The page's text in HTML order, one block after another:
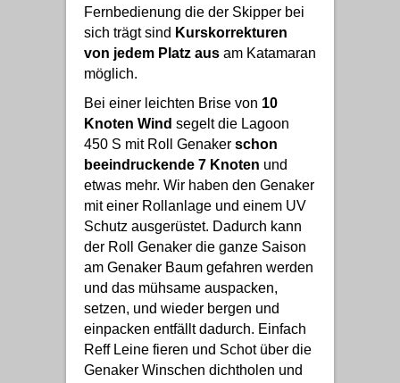
Fernbedienung die der Skipper bei
sich trägt sind Kurskorrekturen
von jedem Platz aus am Katamaran
möglich.
Bei einer leichten Brise von 10
Knoten Wind segelt die Lagoon
450 S mit Roll Genaker schon
beeindruckende 7 Knoten und
etwas mehr. Wir haben den Genaker
mit einer Rollanlage und einem UV
Schutz ausgerüstet. Dadurch kann
der Roll Genaker die ganze Saison
am Genaker Baum gefahren werden
und das mühsame auspacken,
setzen, und wieder bergen und
einpacken entfällt dadurch. Einfach
Reff Leine fieren und Schot über die
Genaker Winschen dichtholen und